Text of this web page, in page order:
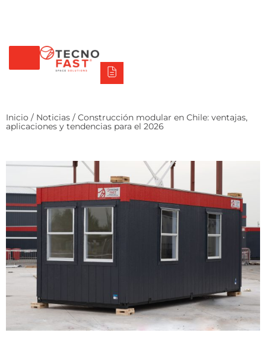
Inicio / Noticias / Construcción modular en Chile: ventajas,
aplicaciones y tendencias para el 2026